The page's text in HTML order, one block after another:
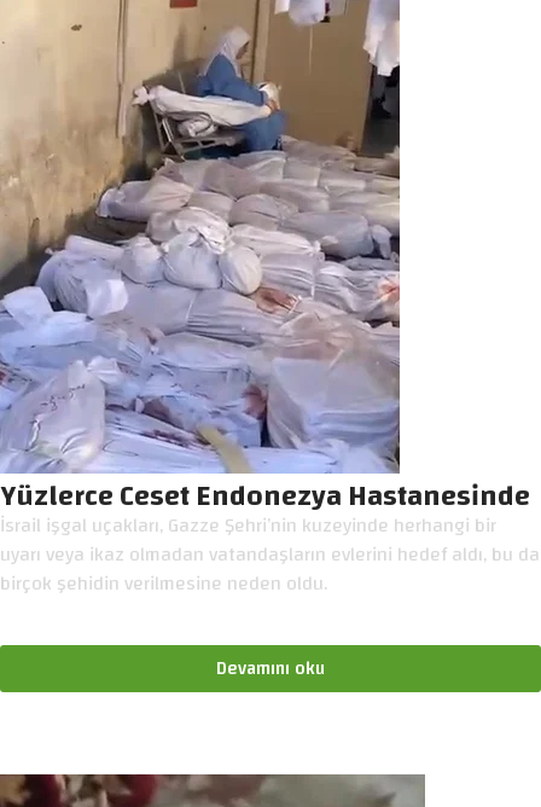
Yüzlerce Ceset Endonezya Hastanesinde
İsrail işgal uçakları, Gazze Şehri’nin kuzeyinde herhangi bir
uyarı veya ikaz olmadan vatandaşların evlerini hedef aldı, bu da
birçok şehidin verilmesine neden oldu.
Devamını oku